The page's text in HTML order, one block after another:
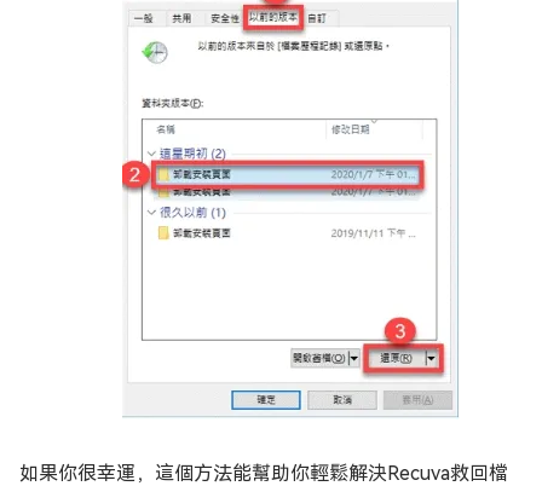
如果你很幸運，這個方法能幫助你輕鬆解決Recuva救回檔